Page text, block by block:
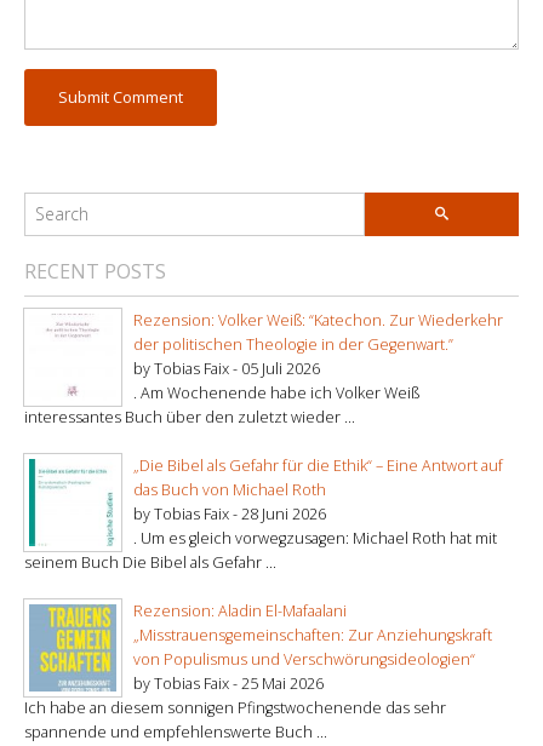
RECENT POSTS
Rezension: Volker Weiß: “Katechon. Zur Wiederkehr
der politischen Theologie in der Gegenwart.”
by Tobias Faix - 05 Juli 2026
. Am Wochenende habe ich Volker Weiß
interessantes Buch über den zuletzt wieder ...
„Die Bibel als Gefahr für die Ethik“ – Eine Antwort auf
das Buch von Michael Roth
by Tobias Faix -28 Juni 2026
. Um es gleich vorwegzusagen: Michael Roth hat mit
seinem Buch Die Bibel als Gefahr ...
Rezension: Aladin El-Mafaalani
„Misstrauensgemeinschaften: Zur Anziehungskraft
von Populismus und Verschwörungsideologien“
by Tobias Faix -25 Mai 2026
Ich habe an diesem sonnigen Pfingstwochenende das sehr
spannende und empfehlenswerte Buch ...